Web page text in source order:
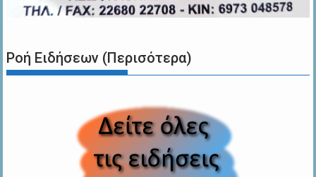
Ροή Ειδήσεων (Περισότερα)